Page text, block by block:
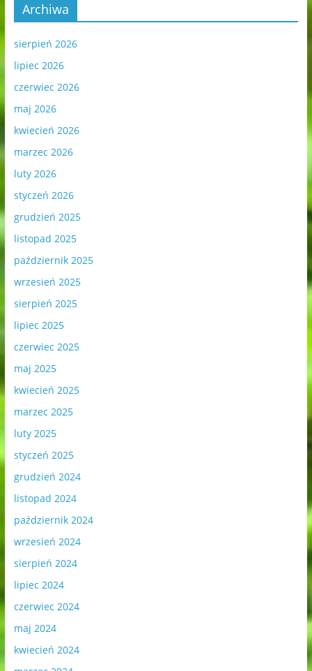
Archiwa
sierpień 2026
lipiec 2026
czerwiec 2026
maj 2026
kwiecień 2026
marzec 2026
luty 2026
styczeń 2026
grudzień 2025
listopad 2025
październik 2025
wrzesień 2025
sierpień 2025
lipiec 2025
czerwiec 2025
maj 2025
kwiecień 2025
marzec 2025
luty 2025
styczeń 2025
grudzień 2024
listopad 2024
październik 2024
wrzesień 2024
sierpień 2024
lipiec 2024
czerwiec 2024
maj 2024
kwiecień 2024